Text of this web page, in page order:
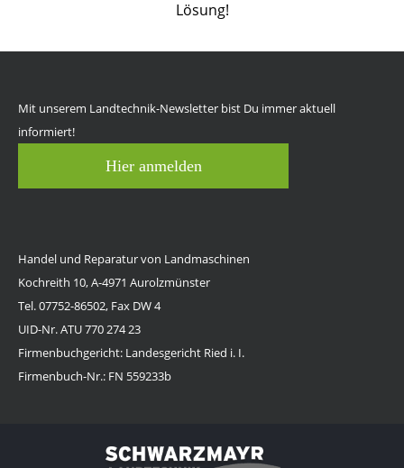
Lösung!
Mit unserem Landtechnik-Newsletter bist Du immer aktuell
informiert!
Hier anmelden
Handel und Reparatur von Landmaschinen
Kochreith 10, A-4971 Aurolzmünster
Tel. 07752-86502, Fax DW 4
UID-Nr. ATU 770 274 23
Firmenbuchgericht: Landesgericht Ried i. I.
Firmenbuch-Nr.: FN 559233b